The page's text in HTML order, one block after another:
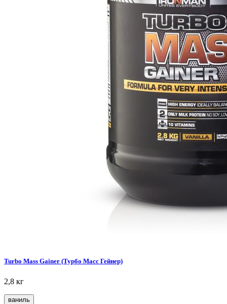
Turbo Mass Gainer (Турбо Масс Гейнер)
2,8 кг
ваниль